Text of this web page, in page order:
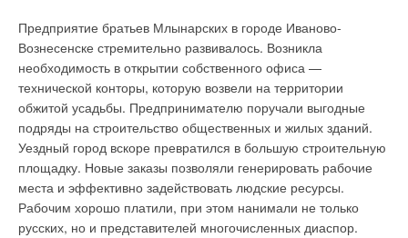
Предприятие братьев Млынарских в городе Иваново-
Вознесенске стремительно развивалось. Возникла
необходимость в открытии собственного офиса —
технической конторы, которую возвели на территории
обжитой усадьбы. Предпринимателю поручали выгодные
подряды на строительство общественных и жилых зданий.
Уездный город вскоре превратился в большую строительную
площадку. Новые заказы позволяли генерировать рабочие
места и эффективно задействовать людские ресурсы.
Рабочим хорошо платили, при этом нанимали не только
русских, но и представителей многочисленных диаспор.